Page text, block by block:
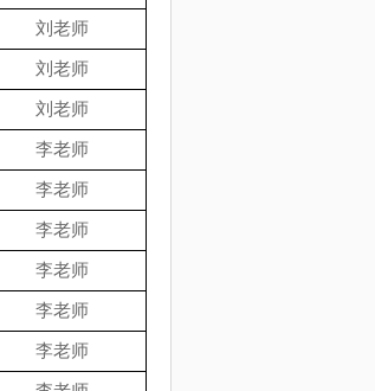
刘老师
刘老师
刘老师
李老师
李老师
李老师
李老师
李老师
李老师